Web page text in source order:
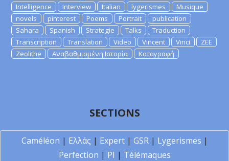
Intelligence
Interview Italian lygerismes
Musique
novels
pinterest Poems Portrait
publication
Sahara
Spanish Strategie Talks
Traduction
Transcription
Translation Video Vincent Vinci
ZEE
Zeolithe
Αναβαθμισμένη Ιστορία Καταγραφή
SECTIONS
Caméléon | Ελλάς | Expert| GSR| Lygerismes |
Perfection | PI | Télémaques